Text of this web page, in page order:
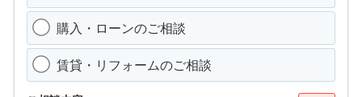
購入・ローンのご相談
賃貸・リフォームのご相談